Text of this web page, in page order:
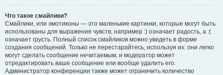
Что такое смайлики?
Смайлики, или эмотиконы — это маленькие картинки, которые могут быть
использованы для выражения чувств, например :) означает радость, а :(
означает грусть. Полный список смайликов можно увидеть в форме
создания сообщений. Только не перестарайтесь, используя их: они легко
могут сделать сообщение нечитаемым, и модератор может
отредактировать ваше сообщение или вообще удалить его.
Администратор конференции также может ограничить количество